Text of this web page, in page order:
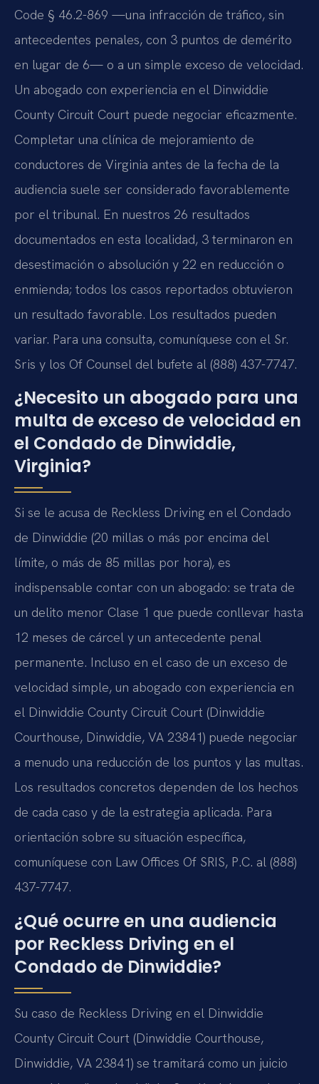
Code § 46.2-869 —una infracción de tráfico, sin
antecedentes penales, con 3 puntos de demérito
en lugar de 6— o a un simple exceso de velocidad.
Un abogado con experiencia en el Dinwiddie
County Circuit Court puede negociar eficazmente.
Completar una clínica de mejoramiento de
conductores de Virginia antes de la fecha de la
audiencia suele ser considerado favorablemente
por el tribunal. En nuestros 26 resultados
documentados en esta localidad, 3 terminaron en
desestimación o absolución y 22 en reducción o
enmienda; todos los casos reportados obtuvieron
un resultado favorable. Los resultados pueden
variar. Para una consulta, comuníquese con el Sr.
Sris y los Of Counsel del bufete al (888) 437-7747.
¿Necesito un abogado para una
multa de exceso de velocidad en
el Condado de Dinwiddie,
Virginia?
Si se le acusa de Reckless Driving en el Condado
de Dinwiddie (20 millas o más por encima del
límite, o más de 85 millas por hora), es
indispensable contar con un abogado: se trata de
un delito menor Clase 1 que puede conllevar hasta
12 meses de cárcel y un antecedente penal
permanente. Incluso en el caso de un exceso de
velocidad simple, un abogado con experiencia en
el Dinwiddie County Circuit Court (Dinwiddie
Courthouse, Dinwiddie, VA 23841) puede negociar
a menudo una reducción de los puntos y las multas.
Los resultados concretos dependen de los hechos
de cada caso y de la estrategia aplicada. Para
orientación sobre su situación específica,
comuníquese con Law Offices Of SRIS, P.C. al (888)
437-7747.
¿Qué ocurre en una audiencia
por Reckless Driving en el
Condado de Dinwiddie?
Su caso de Reckless Driving en el Dinwiddie
County Circuit Court (Dinwiddie Courthouse,
Dinwiddie, VA 23841) se tramitará como un juicio